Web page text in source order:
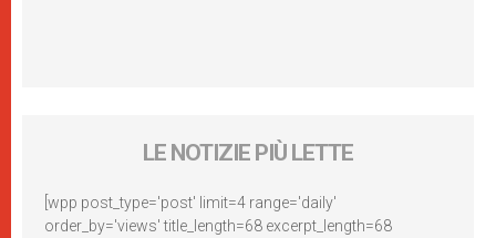
LE NOTIZIE PIÙ LETTE
[wpp post_type='post' limit=4 range='daily'
order_by='views' title_length=68 excerpt_length=68